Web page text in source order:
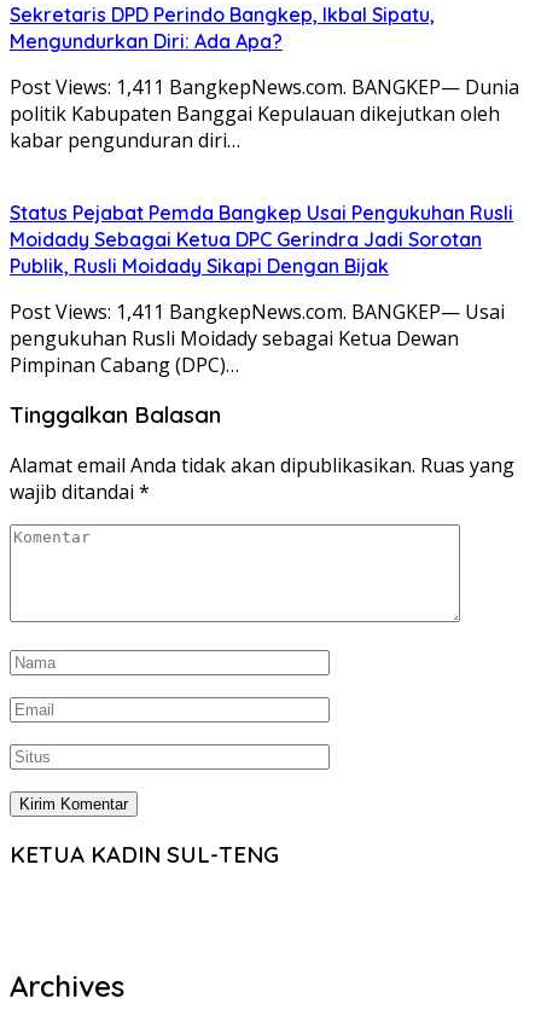
Sekretaris DPD Perindo Bangkep, Ikbal Sipatu,
Mengundurkan Diri: Ada Apa?
Post Views: 1,411 BangkepNews.com. BANGKEP— Dunia
politik Kabupaten Banggai Kepulauan dikejutkan oleh
kabar pengunduran diri…
Status Pejabat Pemda Bangkep Usai Pengukuhan Rusli
Moidady Sebagai Ketua DPC Gerindra Jadi Sorotan
Publik, Rusli Moidady Sikapi Dengan Bijak
Post Views: 1,411 BangkepNews.com. BANGKEP— Usai
pengukuhan Rusli Moidady sebagai Ketua Dewan
Pimpinan Cabang (DPC)…
Tinggalkan Balasan
Alamat email Anda tidak akan dipublikasikan. Ruas yang
wajib ditandai *
KETUA KADIN SUL-TENG
Archives